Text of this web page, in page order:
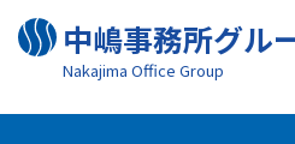
中嶋事務所グル
Nakajima Oﬃce Group